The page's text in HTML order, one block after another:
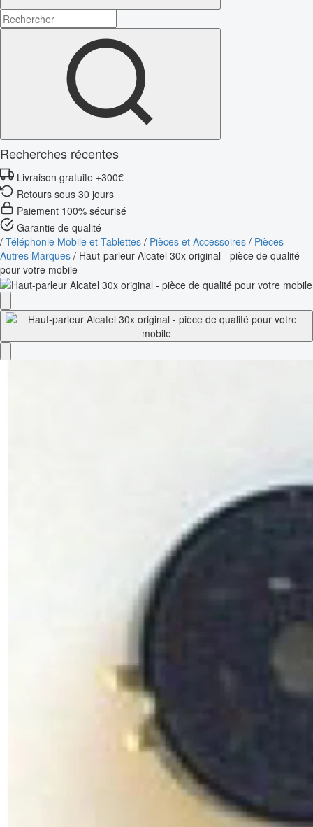
Recherches récentes
Livraison gratuite +300€
Retours sous 30 jours
Paiement 100% sécurisé
Garantie de qualité
/ Téléphonie Mobile et Tablettes / Pièces et Accessoires / Pièces
Autres Marques / Haut-parleur Alcatel 30x original - pièce de qualité
pour votre mobile